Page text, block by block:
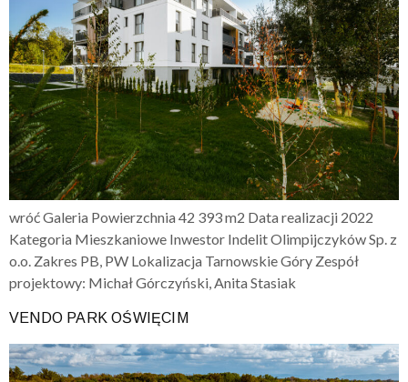
wróć Galeria Powierzchnia 42 393 m2 Data realizacji 2022
Kategoria Mieszkaniowe Inwestor Indelit Olimpijczyków Sp. z
o.o. Zakres PB, PW Lokalizacja Tarnowskie Góry Zespół
projektowy: Michał Górczyński, Anita Stasiak
VENDO PARK OŚWIĘCIM